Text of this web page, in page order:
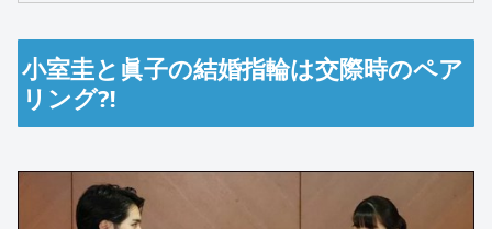
小室圭と眞子の結婚指輪は交際時のペア
リング⁈